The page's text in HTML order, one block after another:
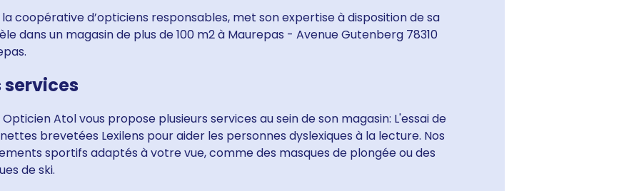
la coopérative d’opticiens responsables, met son expertise à disposition de sa
dans un magasin de plus de 100 m2 à Maurepas - Avenue Gutenberg 78310
services
Atol vous propose plusieurs services au sein de son magasin: L'essai de
brevetées Lexilens pour aider les personnes dyslexiques à la lecture. Nos
sportifs adaptés à votre vue, comme des masques de plongée ou des
de ski.